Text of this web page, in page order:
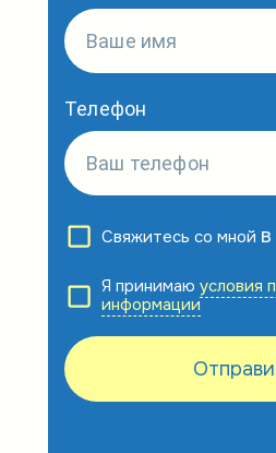
Телефон
Свяжитесь со мной
Я принимаю условия
информации